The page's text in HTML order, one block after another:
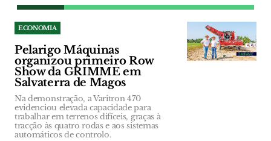
ECONOMIA
Pelarigo Máquinas
organizou primeiro Row
Show da GRIMME em
Salvaterra de Magos
Na demonstração, a Varitron 470
evidenciou elevada capacidade para
trabalhar em terrenos difíceis, graças à
tracção às quatro rodas e aos sistemas
automáticos de controlo.